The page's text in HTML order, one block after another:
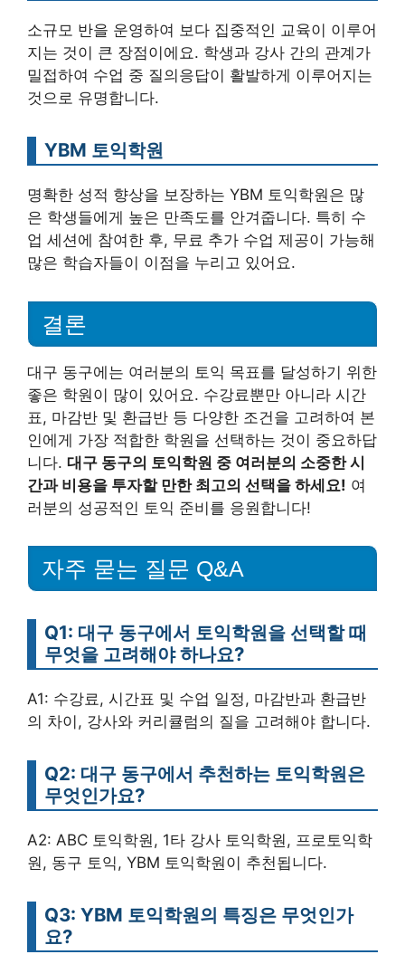
소규모 반을 운영하여 보다 집중적인 교육이 이루어
지는 것이 큰 장점이에요. 학생과 강사 간의 관계가
밀접하여 수업 중 질의응답이 활발하게 이루어지는
것으로 유명합니다.
YBM 토익학원
명확한 성적 향상을 보장하는 YBM 토익학원은 많
은 학생들에게 높은 만족도를 안겨줍니다. 특히 수
업 세션에 참여한 후, 무료 추가 수업 제공이 가능해
많은 학습자들이 이점을 누리고 있어요.
결론
대구 동구에는 여러분의 토익 목표를 달성하기 위한
좋은 학원이 많이 있어요. 수강료뿐만 아니라 시간
표, 마감반 및 환급반 등 다양한 조건을 고려하여 본
인에게 가장 적합한 학원을 선택하는 것이 중요하답
니다. 대구 동구의 토익학원 중 여러분의 소중한 시
간과 비용을 투자할 만한 최고의 선택을 하세요! 여
러분의 성공적인 토익 준비를 응원합니다!
자주 묻는 질문 Q&A
Q1: 대구 동구에서 토익학원을 선택할 때
무엇을 고려해야 하나요?
A1: 수강료, 시간표 및 수업 일정, 마감반과 환급반
의 차이, 강사와 커리큘럼의 질을 고려해야 합니다.
Q2: 대구 동구에서 추천하는 토익학원은
무엇인가요?
A2: ABC 토익학원, 1타 강사 토익학원, 프로토익학
원, 동구 토익, YBM 토익학원이 추천됩니다.
Q3: YBM 토익학원의 특징은 무엇인가
요?